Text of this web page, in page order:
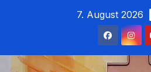
7. August 2026